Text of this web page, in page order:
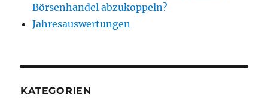
Börsenhandel abzukoppeln?
Jahresauswertungen
KATEGORIEN